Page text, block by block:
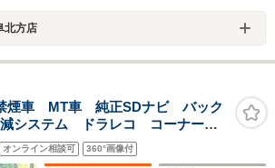
北方店
煙車 MT車 純正SDナビ バック
システム ドラレコ コーナーセ
LEDヘッド ビルトインETC
オートライト オートエアコン
オンライン相談可 360°画像付